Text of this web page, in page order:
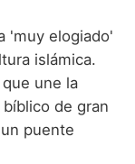
'muy elogiado'
islámica.
une la
de gran
puente